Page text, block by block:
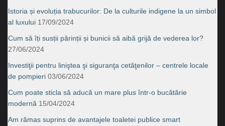
Istoria și evoluția trabucurilor: De la culturile indigene la un simbol
al luxului 17/09/2024
Cum să îți susții părinții și bunicii să aibă grijă de vederea lor?
27/06/2024
Investiţii pentru liniştea şi siguranţa cetăţenilor – centrele locale
de pompieri 03/06/2024
Cum poate sticla să aducă un mare plus într-o bucătărie
modernă 15/04/2024
Am rămas suprins de avantajele toaletei publice smart